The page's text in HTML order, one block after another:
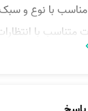
با نوع و
متناسب با
برای خدمات